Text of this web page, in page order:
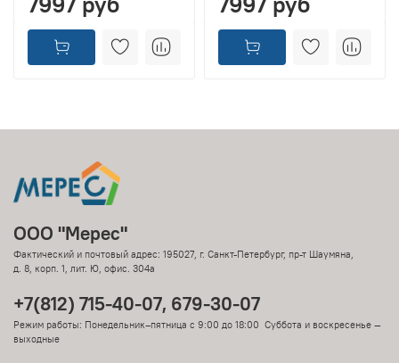
ООО "Мерес"
Фактический и почтовый адрес: 195027, г. Санкт-Петербург, пр-т Шаумяна,
д. 8, корп. 1, лит. Ю, офис. 304а
+7(812) 715-40-07, 679-30-07
Режим работы: Понедельник–пятница с 9:00 до 18:00 Суббота и воскресенье —
выходные